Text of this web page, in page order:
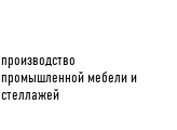
производство
промышленной мебели и
стеллажей